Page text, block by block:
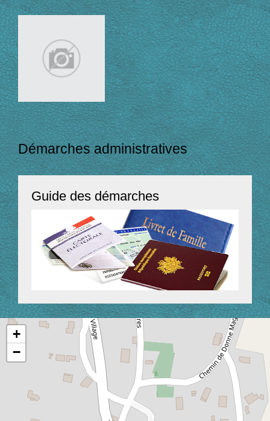
Démarches administratives
Guide des démarches
+
−